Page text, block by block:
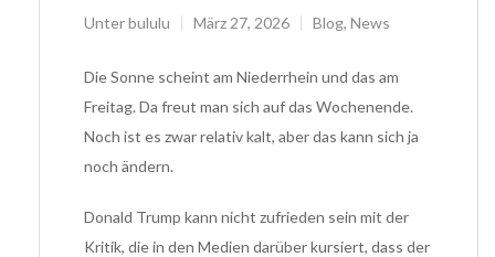
Unterbululu März 27, 2026 Blog, News
Die Sonne scheint am Niederrhein und das am
Freitag. Da freut man sich auf das Wochenende.
Noch ist es zwar relativ kalt, aber das kann sich ja
noch ändern.
Donald Trump kann nicht zufrieden sein mit der
Kritik, die in den Medien darüber kursiert, dass der